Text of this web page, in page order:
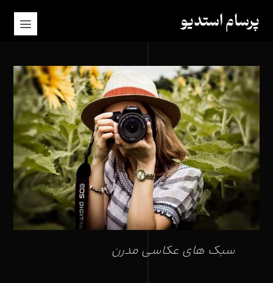
پرسام استدیو
سبک های عکاسی مدرن